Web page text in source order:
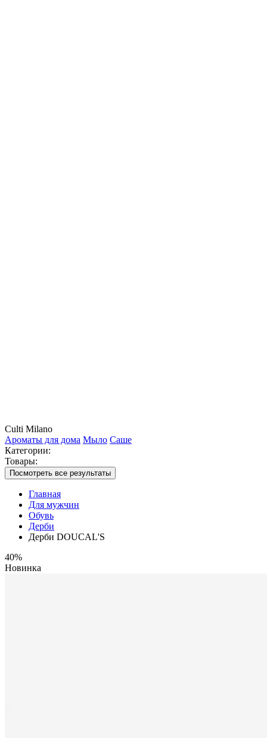
Culti Milano
Ароматы для дома Мыло Саше
Категории:
Товары:
Посмотреть все результаты
Главная
Для мужчин
Обувь
Дерби
Дерби DOUCAL'S
40%
Новинка